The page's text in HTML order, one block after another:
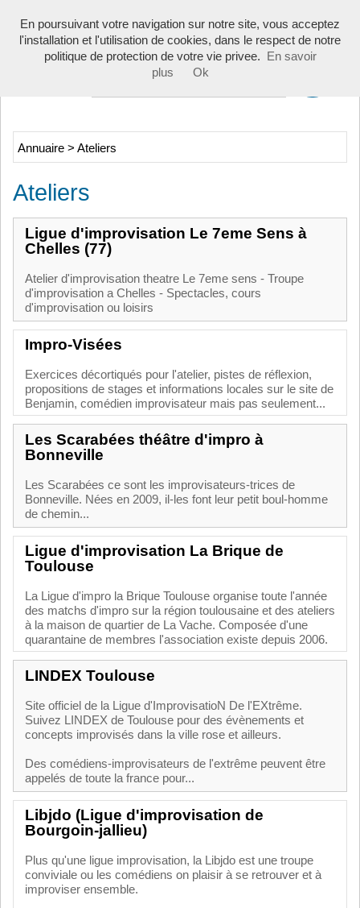
Toggle
Annuaire > Ateliers
Ateliers
Ligue d'improvisation Le 7eme Sens à
Chelles (77)
Atelier d'improvisation theatre Le 7eme sens - Troupe
d'improvisation a Chelles - Spectacles, cours
d'improvisation ou loisirs
Impro-Visées
Exercices décortiqués pour l'atelier, pistes de réflexion,
propositions de stages et informations locales sur le site de
Benjamin, comédien improvisateur mais pas seulement...
Les Scarabées théâtre d'impro à
Bonneville
Les Scarabées ce sont les improvisateurs-trices de
Bonneville. Nées en 2009, il-les font leur petit boul-homme
de chemin...
Ligue d'improvisation La Brique de
Toulouse
La Ligue d'impro la Brique Toulouse organise toute l'année
des matchs d'impro sur la région toulousaine et des ateliers
à la maison de quartier de La Vache. Composée d'une
quarantaine de membres l'association existe depuis 2006.
LINDEX Toulouse
Site officiel de la Ligue d'ImprovisatioN De l'EXtrême.
Suivez LINDEX de Toulouse pour des évènements et
concepts improvisés dans la ville rose et ailleurs.
Des comédiens-improvisateurs de l'extrême peuvent être
appelés de toute la france pour...
Libjdo (Ligue d'improvisation de
Bourgoin-jallieu)
Plus qu'une ligue improvisation, la Libjdo est une troupe
conviviale ou les comédiens on plaisir à se retrouver et à
improviser ensemble.
En poursuivant votre navigation sur notre site, vous acceptez
l'installation et l'utilisation de cookies, dans le respect de notre
politique de protection de votre vie privee.
En savoir
plus
Ok